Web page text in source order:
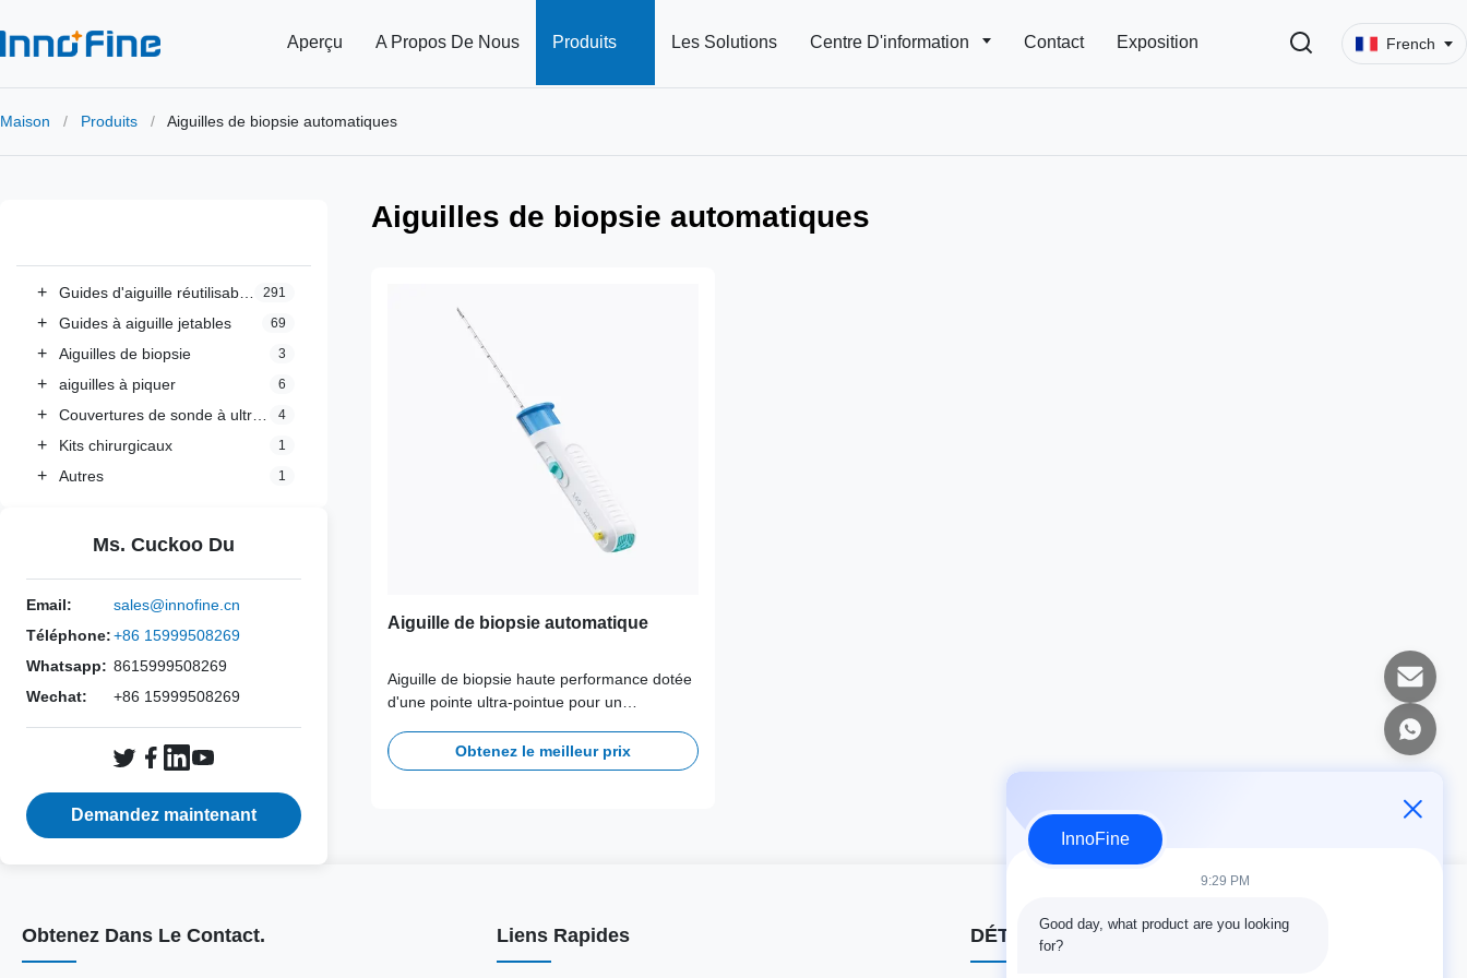
Aperçu A Propos De Nous Produits Les Solutions Centre D'information Contact Exposition French
Maison / Produits / Aiguilles de biopsie automatiques
+ 291
+ Guides à aiguille jetables 69
+ Aiguilles de biopsie 3
+ aiguilles à piquer 6
+ 4
+ Kits chirurgicaux 1
+ Autres 1
Ms. Cuckoo Du
Email:
sales@innofine.cn
Téléphone:+86 15999508269
Whatsapp: 8615999508269
Wechat:
+86 15999508269
Demandez maintenant
Aiguilles de biopsie automatiques
Aiguille de biopsie automatique
Aiguille de biopsie haute performance dotée
d'une pointe ultra-pointue pour un
traumatisme minimal du patient. La
conception ergonomique de la poignée
Obtenez le meilleur prix
Obtenez Dans Le Contact. Liens Rapides DÉTAILS DE CONTACT
InnoFine
9:29 PM
Good day, what product are you looking
for?